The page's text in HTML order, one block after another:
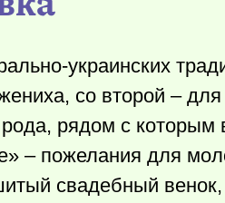
украинских
со второй –
рядом с
– пожелания для
свадебный